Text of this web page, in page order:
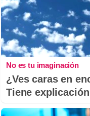
No es tu imaginación
¿Ves caras en
Tiene explicación